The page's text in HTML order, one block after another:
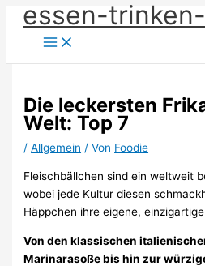
Zum
Inhalt
springen
essen-
Die leckersten
Welt: Top 7
/Allgemein / Von Foodie
Fleischbällchen sind ein weltweit
wobei jede Kultur diesen
Häppchen ihre eigene,
Von den klassischen
Marinarasoße bis hin zur